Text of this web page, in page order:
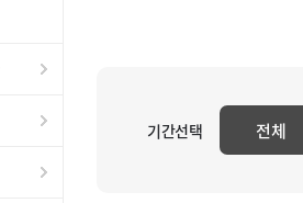
기간선택 전체